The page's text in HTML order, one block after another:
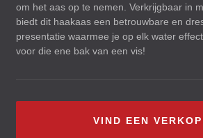
om het aas op te nemen. Verkrijgbaar in
biedt dit haakaas een betrouwbare en
presentatie waarmee je op elk water
voor die ene bak van een vis!
VIND EEN